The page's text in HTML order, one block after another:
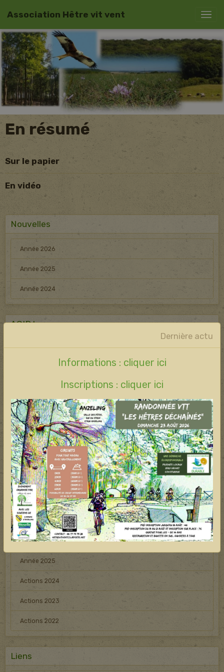
Association Hêtre vit vent
En résumé
Sur le papier
En vidéo
Nouvelles
Année 2026
Année 2025
Année 2024
AGIR !
Elu : préserver les boisements
Construire un nichoir
Jardins et canicule
Hêtre kit,matériel à emprunter
Animal en détresse
Bilan des actions
Opposition à un projet éolien détruisant une forêt
(abandonné)
0
Liens avec les institutions 8
Année 2025
Actions 2024
Actions 2023
Actions 2022
Liens
Dernière actu
Informations : cliquer ici
Inscriptions : cliquer ici